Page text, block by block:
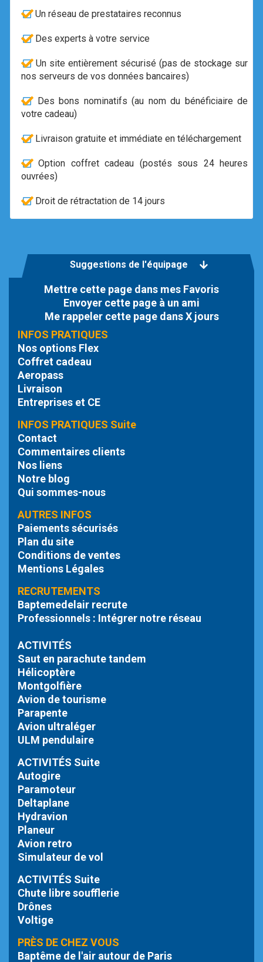
Un réseau de prestataires reconnus
Des experts à votre service
Un site entièrement sécurisé (pas de stockage sur
nos serveurs de vos données bancaires)
Des bons nominatifs (au nom du bénéficiaire de
votre cadeau)
Livraison gratuite et immédiate en téléchargement
Option coffret cadeau (postés sous 24 heures
ouvrées)
Droit de rétractation de 14 jours
Suggestions de l'équipage
Mettre cette page dans mes Favoris
Envoyer cette page à un ami
Me rappeler cette page dans X jours
INFOS PRATIQUES
Nos options Flex
Coffret cadeau
Aeropass
Livraison
Entreprises et CE
INFOS PRATIQUES Suite
Contact
Commentaires clients
Nos liens
Notre blog
Qui sommes-nous
AUTRES INFOS
Paiements sécurisés
Plan du site
Conditions de ventes
Mentions Légales
RECRUTEMENTS
Baptemedelair recrute
Professionnels : Intégrer notre réseau
ACTIVITÉS
Saut en parachute tandem
Hélicoptère
Montgolfière
Avion de tourisme
Parapente
Avion ultraléger
ULM pendulaire
ACTIVITÉS Suite
Autogire
Paramoteur
Deltaplane
Hydravion
Planeur
Avion retro
Simulateur de vol
ACTIVITÉS Suite
Chute libresoufflerie
Drônes
Voltige
PRÈS DE CHEZ VOUS
Baptême de l'air autour de Paris